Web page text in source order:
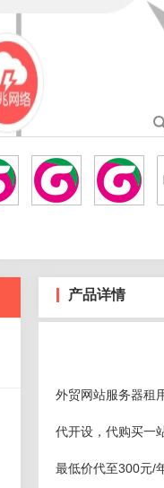
产品详情
外贸网站服务器租
代开设，代购买一
最低价代至300元/